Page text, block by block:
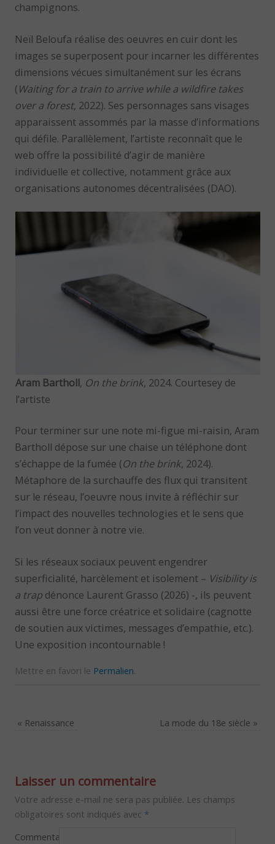
champignons.
Neïl Beloufa réalise des oeuvres en cuir dont les
images se superposent pour incarner les différentes
dimensions vécues simultanément sur les écrans
(Waiting for a train to arrive while a wildfire takes
over a forest, 2022). Ses personnages sans visages
apparaissent assommés par la masse d’informations
qui défile. Parallèlement, l’artiste reconnaît que le
web offre la possibilité d’agir de manière
individuelle et collective, notamment grâce aux
organisations autonomes décentralisées (DAO).
Aram Bartholl, On the brink, 2024. Courtesey de
l’artiste
Pour terminer sur une note mi-figue mi-raisin, Aram
Bartholl dépose sur une chaise un téléphone dont
s’échappe de la fumée (On the brink, 2024).
Métaphore de la surchauffe des flux qui transitent
sur le réseau, l’oeuvre nous invite à réfléchir sur
l’impact des nouvelles technologies et le sens que
l’on veut donner à notre vie.
Si les réseaux sociaux peuvent engendrer
superficialité, harcèlement et isolement – Visibility is
a trap dénonce Laurent Grasso (2026) -, ils peuvent
aussi être une force créatrice et solidaire (cagnotte
de soutien aux victimes, messages d’empathie, etc.).
Une exposition incontournable !
Mettre en favori le Permalien
« Renaissance La mode du 18e siècle »
Laisser un commentaire
Votre adresse e-mail ne sera pas publiée. Les champs
obligatoires sont indiqués avec *
Commentaire